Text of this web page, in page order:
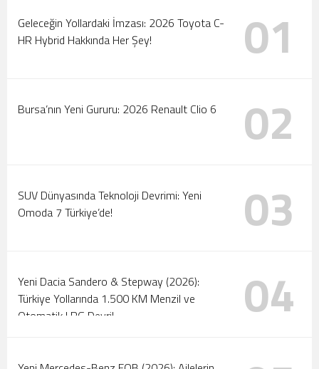
Tanıtıldı
Motorlar Marmaris’te Çalışıyor: 2026 Türkiye Ralli
Şampiyonası Başlıyor!
Geleceğin Yollardaki İmzası: 2026 Toyota C-
HR Hybrid Hakkında Her Şey!
01
Bursa’nın Yeni Gururu: 2026 Renault Clio 6 02
SUV Dünyasında Teknoloji Devrimi: Yeni
Omoda 7 Türkiye’de!
03
Yeni Dacia Sandero & Stepway (2026):
Türkiye Yollarında 1.500 KM Menzil ve
Otomatik LPG Devri!
04